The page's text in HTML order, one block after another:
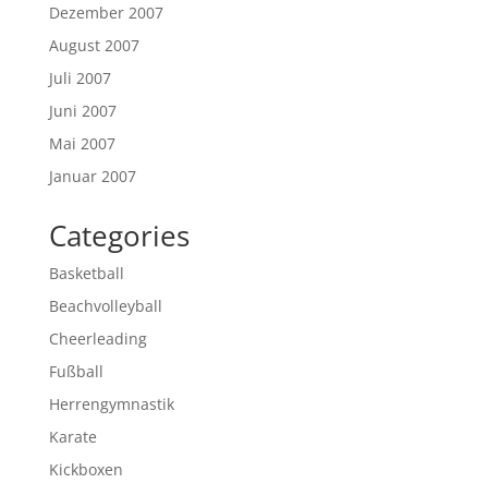
Dezember 2007
August 2007
Juli 2007
Juni 2007
Mai 2007
Januar 2007
Categories
Basketball
Beachvolleyball
Cheerleading
Fußball
Herrengymnastik
Karate
Kickboxen